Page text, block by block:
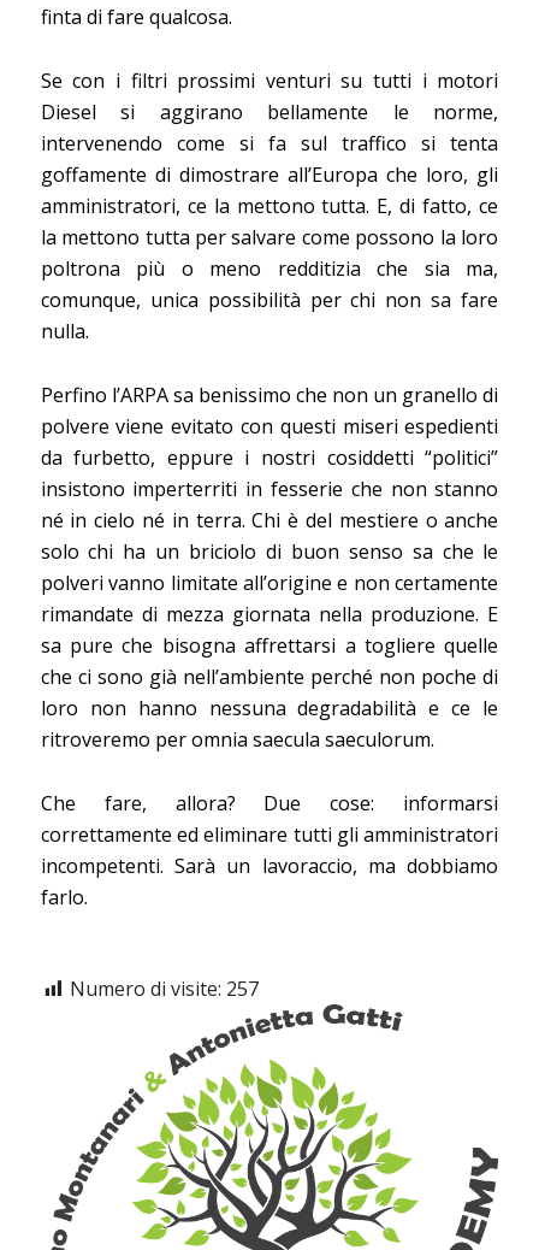
finta di fare qualcosa.
Se con i filtri prossimi venturi su tutti i motori
Diesel si aggirano bellamente le norme,
intervenendo come si fa sul traffico si tenta
goffamente di dimostrare all’Europa che loro, gli
amministratori, ce la mettono tutta. E, di fatto, ce
la mettono tutta per salvare come possono la loro
poltrona più o meno redditizia che sia ma,
comunque, unica possibilità per chi non sa fare
nulla.
Perfino l’ARPA sa benissimo che non un granello di
polvere viene evitato con questi miseri espedienti
da furbetto, eppure i nostri cosiddetti “politici”
insistono imperterriti in fesserie che non stanno
né in cielo né in terra. Chi è del mestiere o anche
solo chi ha un briciolo di buon senso sa che le
polveri vanno limitate all’origine e non certamente
rimandate di mezza giornata nella produzione. E
sa pure che bisogna affrettarsi a togliere quelle
che ci sono già nell’ambiente perché non poche di
loro non hanno nessuna degradabilità e ce le
ritroveremo per omnia saecula saeculorum.
Che fare, allora? Due cose: informarsi
correttamente ed eliminare tutti gli amministratori
incompetenti. Sarà un lavoraccio, ma dobbiamo
farlo.
Numero di visite: 257